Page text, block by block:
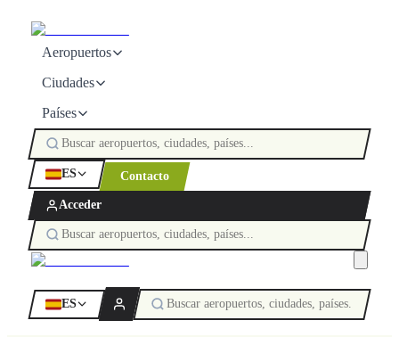
Aeropuertos
Ciudades
Países
ES Contacto
Acceder
ES